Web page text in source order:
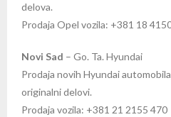
delova.
Prodaja Opel vozila: +381 18
Novi Sad – Go. Ta. Hyundai
Prodaja novih Hyundai
originalni delovi.
Prodaja vozila: +381 21 2155 470